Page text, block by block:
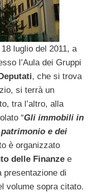
luglio del 2011, a
l’Aula dei Gruppi
, che si trova
si terrà un
tra l’altro, alla
“Gli immobili in
e dei
è organizzato
delle Finanze e
presentazione di
volume sopra citato.